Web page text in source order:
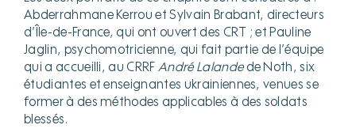
Abderrahmane Kerrou et Sylvain Brabant, directeurs
d’Île-de-France, qui ont ouvert des CRT ; et Pauline
Jaglin, psychomotricienne, qui fait partie de l’équipe
qui a accueilli, au CRRFAndré Lalandede Noth, six
étudiantes et enseignantes ukrainiennes, venues se
former à des méthodes applicables à des soldats
blessés.